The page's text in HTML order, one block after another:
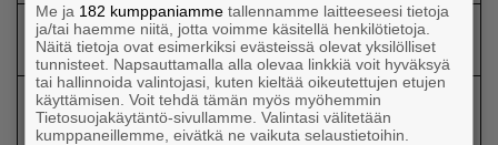
Porvoo MacMauto OY 54000
14200
0
Lohja Swisspearl Suomi Oy
249530
00
88600
Me ja 182 kumppaniamme tallennamme laitteeseesi tietoja
ja/tai haemme niitä, jotta voimme käsitellä henkilötietoja.
Näitä tietoja ovat esimerkiksi evästeissä olevat yksilölliset
tunnisteet. Napsauttamalla alla olevaa linkkiä voit hyväksyä
tai hallinnoida valintojasi, kuten kieltää oikeutettujen etujen
käyttämisen. Voit tehdä tämän myös myöhemmin
Tietosuojakäytäntö-sivullamme. Valintasi välitetään
kumppaneillemme, eivätkä ne vaikuta selaustietoihin.